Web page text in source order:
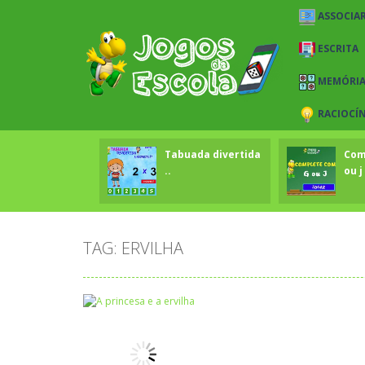
ESCRITA
MEMÓRIA
Tabuada divertida
..
ou j
TAG: ERVILHA